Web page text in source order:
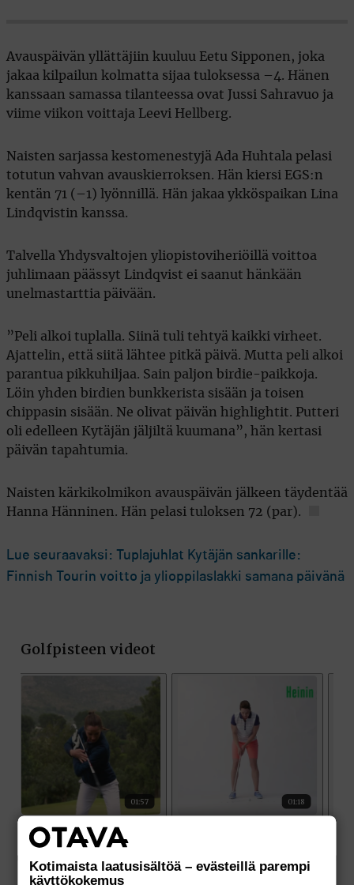
Avauspäivän yllättäjiin kuuluu Eetu Sipponen, joka
jakaa kilpailun kolmatta sijaa tuloksessa –4. Hänen
kanssaan samassa tilanteessa ovat Jussi Sahravuo ja
viime viikon voittaja Leevi Hellberg.
Naisten sarjassa kestomenestyjä Ada Huhtala pelasi
totutun vahvan avauskierroksen. Hän kiersi EGS:n
kentän 71 (–1) lyönnillä. Hän jakaa ykköspaikan Lina
Lindqvistin kanssa.
Talvella Yhdysvaltojen yliopistoviheriöillä voittoa
juhlimaan päässyt Lindqvist ei saanut hänkään
unelmastarttia päivään.
”Peli alkoi tuplalla. Siinä tuli tehtyä kaikki virheet.
Ajattelin, että siitä lähtee pitkä päivä. Mutta peli alkoi
parantua pikkuhiljaa. Sain paljon birdie-paikkoja.
Löin yhden birdien bunkkerista sisään ja toisen
chippasin sisään. Ne olivat päivän highlightit. Putteri
oli edelleen Kytäjän jäljiltä kuumana”, hän kertasi
päivän tapahtumia.
Naisten kärkikolmikon avauspäivän jälkeen täydentää
Hanna Hänninen. Hän pelasi tuloksen 72 (par).
Lue seuraavaksi: Tuplajuhlat Kytäjän sankarille:
Finnish Tourin voitto ja ylioppilaslakki samana päivänä
Kotimaista laatusisältöä – evästeillä parempi
käyttökokemus